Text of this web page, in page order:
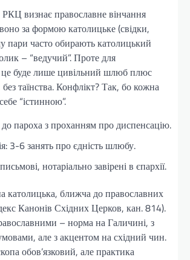
визнає православне вінчання
за формою католицьке (свідки,
пари часто обирають католицький
– “ведучий”. Проте для
це буде лише цивільний шлюб плюс
таїнства. Конфлікт? Так, бо кожна
“істинною”.
пароха з проханням про диспенсацію.
3-6 занять про єдність шлюбу.
нотаріально завірені в єпархії.
католицька, ближча до православних
Канонів Східних Церков, кан. 814).
– норма на Галичині, з
але з акцентом на східний чин.
обов’язковий, але практика